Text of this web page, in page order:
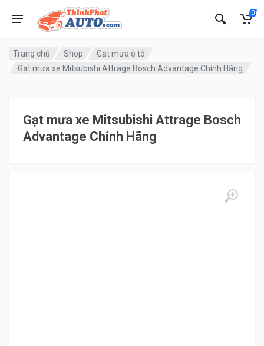
0
Trang chủ Shop
Gạt mưa ô tô
Gạt mưa xe Mitsubishi Attrage Bosch Advantage Chính Hãng
Gạt mưa xe Mitsubishi Attrage Bosch
Advantage Chính Hãng